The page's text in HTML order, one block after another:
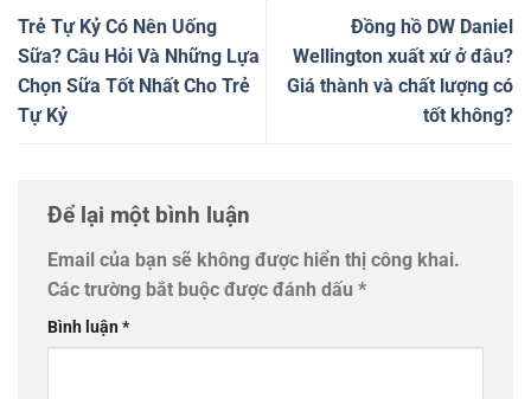
Trẻ Tự Kỷ Có Nên Uống
Sữa? Câu Hỏi Và Những Lựa
Chọn Sữa Tốt Nhất Cho Trẻ
Tự Kỷ
Đồng hồ DW Daniel
Wellington xuất xứ ở đâu?
Giá thành và chất lượng có
tốt không?
Để lại một bình luận
Email của bạn sẽ không được hiển thị công khai.
Các trường bắt buộc được đánh dấu *
Bình luận*